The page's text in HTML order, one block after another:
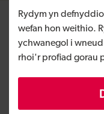
Rydym yn
wefan hon weithio.
ychwanegol i
rhoi'r profiad gorau
Dogfen